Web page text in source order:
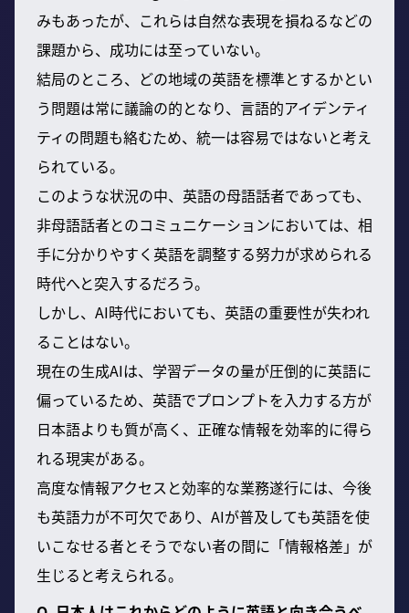
みもあったが、これらは自然な表現を損ねるなどの
課題から、成功には至っていない。
結局のところ、どの地域の英語を標準とするかとい
う問題は常に議論の的となり、言語的アイデンティ
ティの問題も絡むため、統一は容易ではないと考え
られている。
このような状況の中、英語の母語話者であっても、
非母語話者とのコミュニケーションにおいては、相
手に分かりやすく英語を調整する努力が求められる
時代へと突入するだろう。
しかし、AI時代においても、英語の重要性が失われ
ることはない。
現在の生成AIは、学習データの量が圧倒的に英語に
偏っているため、英語でプロンプトを入力する方が
日本語よりも質が高く、正確な情報を効率的に得ら
れる現実がある。
高度な情報アクセスと効率的な業務遂行には、今後
も英語力が不可欠であり、AIが普及しても英語を使
いこなせる者とそうでない者の間に「情報格差」が
生じると考えられる。